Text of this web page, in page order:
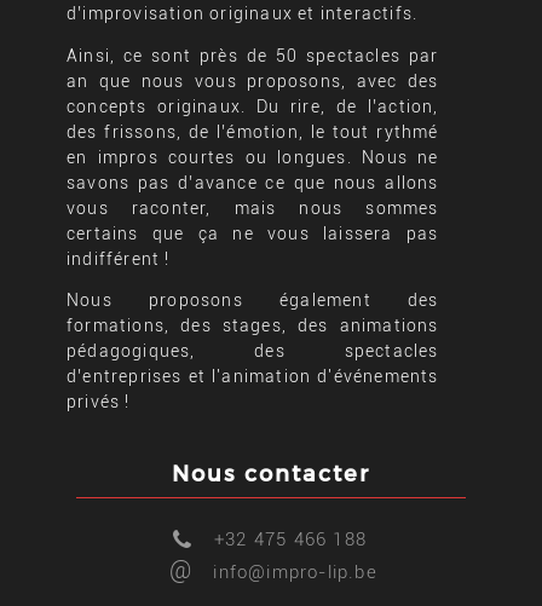
d’improvisation originaux et interactifs.
Ainsi, ce sont près de 50 spectacles par
an que nous vous proposons, avec des
concepts originaux. Du rire, de l’action,
des frissons, de l’émotion, le tout rythmé
en impros courtes ou longues. Nous ne
savons pas d’avance ce que nous allons
vous raconter, mais nous sommes
certains que ça ne vous laissera pas
indifférent !
Nous proposons également des
formations, des stages, des animations
pédagogiques, des spectacles
d’entreprises et l'animation d'événements
privés !
Nous contacter
+32 475 466 188
@ info@impro-lip.be